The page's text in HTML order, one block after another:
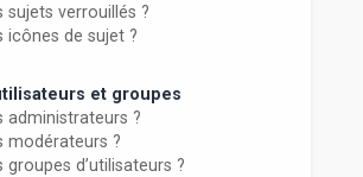
sujets verrouillés ?
icônes de sujet ?
et groupes
administrateurs ?
modérateurs ?
groupes d’utilisateurs ?